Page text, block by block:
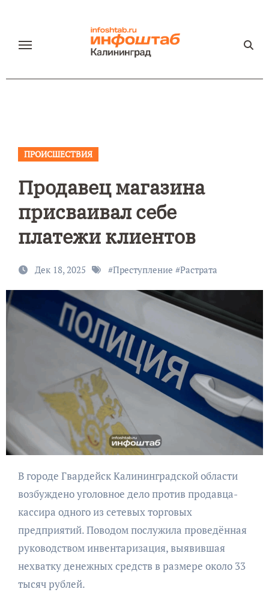
содержанию
ПРОИСШЕСТВИЯ
Продавец магазина
присваивал себе
платежи клиентов
Дек 18, 2025 #Преступление #Растрата
В городе Гвардейск Калининградской области
возбуждено уголовное дело против продавца-
кассира одного из сетевых торговых
предприятий. Поводом послужила проведённая
руководством инвентаризация, выявившая
нехватку денежных средств в размере около 33
тысяч рублей.